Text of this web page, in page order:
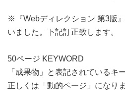
※『Webディレクション 第3版
いました。下記訂正致します。
50ページ KEYWORD
「成果物」と表記されているキ
正しくは「動的ページ」になりま